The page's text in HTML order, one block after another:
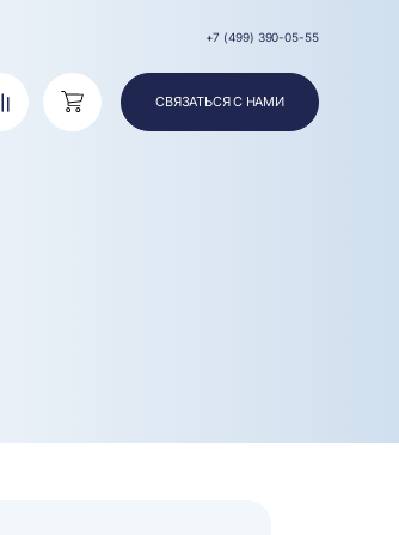
+7 (499) 390-05-55
СравнениеКорзина СВЯЗАТЬСЯ С НАМИ